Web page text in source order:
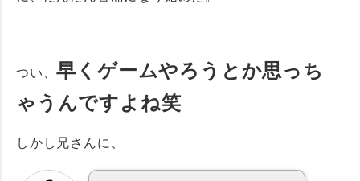
つい、早くゲームやろう とか思っち
ゃうんですよね笑
しかし兄さんに、